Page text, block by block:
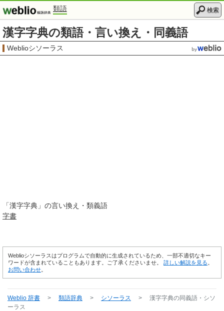
類語 検索
漢字字典の類語・言い換え・同義語
Weblioシソーラス
「漢字字典 」の言い換え・類義語
字書
Weblioシソーラスはプログラムで自動的に生成されているため、一部不適切なキー
ワードが含まれていることもあります。ご了承くださいませ。 詳しい解説を見る
お問い合わせ
Weblio 辞書 > 類語辞典 > シソーラス > 漢字字典の同義語・シソ
ーラス